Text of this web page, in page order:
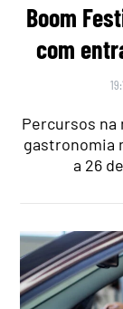
Boom
com
Percursos na
gastronomia
a 26